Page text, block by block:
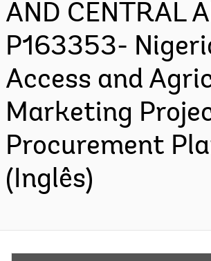
AND CENTRAL
P163353-
Access and
Marketing
Procurement
(Inglês)